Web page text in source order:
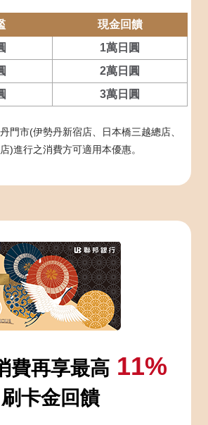
現金回饋
1萬日圓
2萬日圓
3萬日圓
門市(伊勢丹新宿店、日本橋三越總店、
)進行之消費方可適用本優惠。
費再享最高 11%
刷卡金回饋